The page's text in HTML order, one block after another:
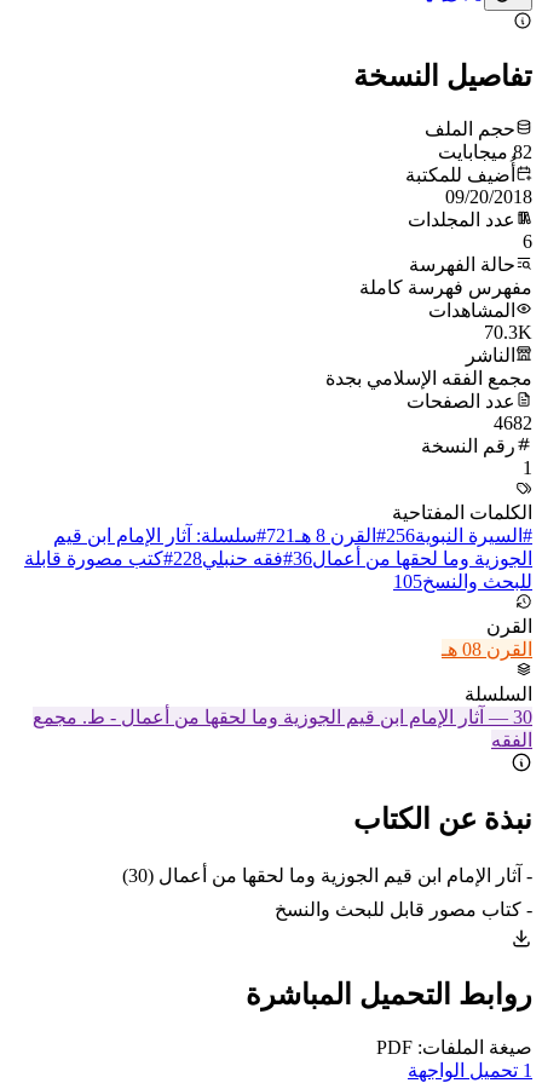
تفاصيل النسخة
حجم الملف
82 ميجابايت
أُضيف للمكتبة
09/20/2018
عدد المجلدات
6
حالة الفهرسة
مفهرس فهرسة كاملة
المشاهدات
70.3K
الناشر
مجمع الفقه الإسلامي بجدة
عدد الصفحات
4682
رقم النسخة
1
الكلمات المفتاحية
# السيرة النبوية256
# القرن 8 هـ 721
#سلسلة: آثار الإمام ابن قيم
الجوزية وما لحقها من أعمال36
#فقه حنبلي228
#كتب مصورة قابلة
للبحث والنسخ105
القرن
القرن 08 هـ
السلسلة
30
— آثار الإمام ابن قيم الجوزية وما لحقها من أعمال - ط. مجمع
الفقه
نبذة عن الكتاب
- آثار الإمام ابن قيم الجوزية وما لحقها من أعمال (30)
- كتاب مصور قابل للبحث والنسخ
روابط التحميل المباشرة
صيغة الملفات: PDF
1 تحميل الواجهة